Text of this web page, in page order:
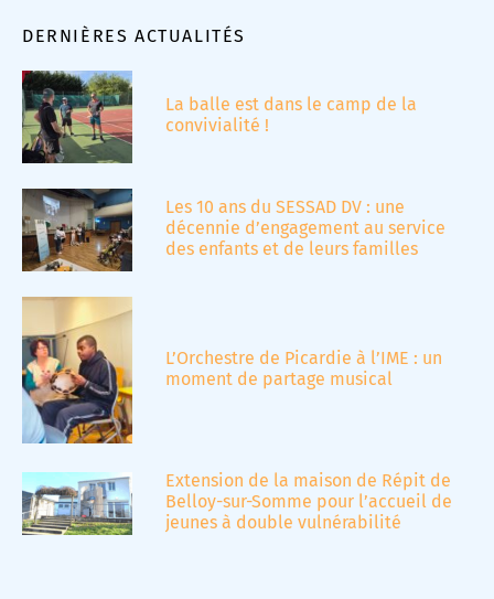
DERNIÈRES ACTUALITÉS
La balle est dans le camp de la
convivialité !
Les 10 ans du SESSAD DV : une
décennie d’engagement au service
des enfants et de leurs familles
L’Orchestre de Picardie à l’IME : un
moment de partage musical
Extension de la maison de Répit de
Belloy-sur-Somme pour l’accueil de
jeunes à double vulnérabilité